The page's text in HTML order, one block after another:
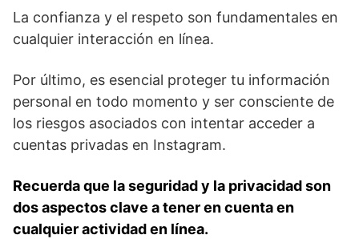
La confianza y el respeto son fundamentales en
cualquier interacción en línea.
Por último, es esencial‍ proteger tu información
⁤personal en todo momento y ser consciente de
los riesgos asociados con intentar acceder a
cuentas privadas en Instagram.
Recuerda que la⁢ seguridad y la privacidad son
‌dos aspectos clave a tener en cuenta en
cualquier actividad en línea.